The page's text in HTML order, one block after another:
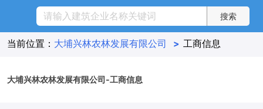
当前位置： 大埔兴林农林发展有限公司 > 工商信息
大埔兴林农林发展有限公司-工商信息